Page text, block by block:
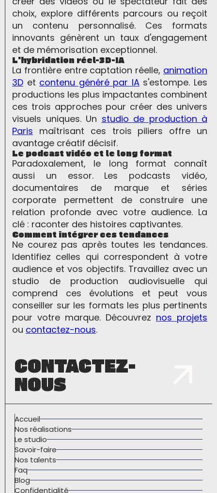
choix, explore différents parcours ou reçoit
un contenu personnalisé. Ces formats
innovants génèrent un taux d'engagement
et de mémorisation exceptionnel.
L'hybridation réel-3D-IA
La frontière entre captation réelle, animation
3D et contenu généré par IAs'estompe. Les
productions les plus impactantes combinent
ces trois approches pour créer des univers
visuels uniques. Un studio de production à
Paris maîtrisant ces trois piliers offre un
avantage créatif décisif.
Le podcast vidéo et le long format
Paradoxalement, le long format connaît
aussi un essor. Les podcasts vidéo,
documentaires de marque et séries
corporate permettent de construire une
relation profonde avec votre audience. La
clé : raconter des histoires captivantes.
Comment intégrer ces tendances
Ne courez pas après toutes les tendances.
Identifiez celles qui correspondent à votre
audience et vos objectifs. Travaillez avec un
studio de production audiovisuelle qui
comprend ces évolutions et peut vous
conseiller sur les formats les plus pertinents
pour votre marque. Découvrez nos projets
ou contactez-nous.
CONTACTEZ-
NOUS
Accueil
Nos réalisations
Le studio
Savoir-faire
Nos talents
Faq
Blog
Confidentialité